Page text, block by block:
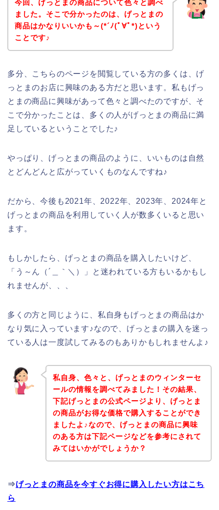
今回、げっとまの商品について色々と調べ
ました。そこで分かったのは、げっとまの
商品はかなりいいかも～(*´ﾉ(ﾟ∀ﾟ*)という
ことです♪
多分、こちらのページを閲覧している方の多くは、げ
っとまのお店に興味のある方だと思います。私もげっ
とまの商品に興味があって色々と調べたのですが、そ
こで分かったことは、多くの人がげっとまの商品に満
足しているということでした♪
やっぱり、げっとまの商品のように、いいものは自然
とどんどんと広がっていくものなんですね♪
だから、今後も2021年、2022年、2023年、2024年と
げっとまの商品を利用していく人が数多くいると思い
ます。
もしかしたら、げっとまの商品を購入したいけど、
「う～ん（´＿｀＼）」と迷われている方もいるかもし
れませんが、、、
多くの方と同じように、私自身もげっとまの商品はか
なり気に入っています♪なので、げっとまの購入を迷っ
ている人は一度試してみるのもありかもしれませんよ♪
私自身、色々と、げっとまのウィンターセ
ールの情報を調べてみました！その結果、
下記げっとまの公式ページより、げっとま
の商品がお得な価格で購入することができ
ましたよ♪なので、げっとまの商品に興味
のある方は下記ページなどを参考にされて
みてはいかがでしょうか？
⇒げっとまの商品を今すぐお得に購入したい方はこち
ら